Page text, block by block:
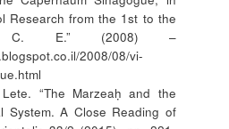
Research from the 1st to the
C. E.” (2008) –
2008/08/vi-
“The Marzeaḥ and the
System. A Close Reading of